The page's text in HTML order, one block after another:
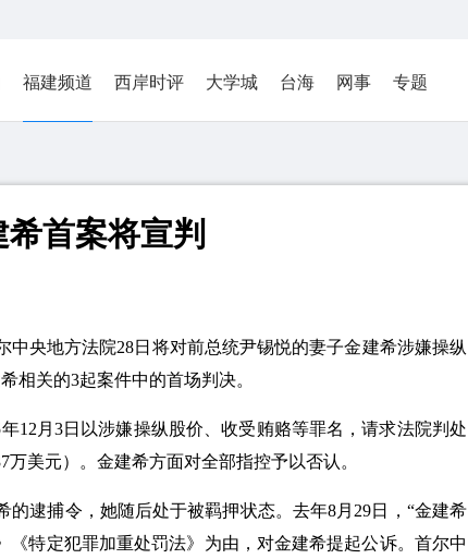
福建频道 西岸时评 大学城 台海 网事 专题
首案将宣判
中央地方法院28日将对前总统尹锡悦的妻子金建希涉嫌操纵
相关的3起案件中的首场判决。
12月3日以涉嫌操纵股价、收受贿赂等罪名，请求法院判处
美元）。金建希方面对全部指控予以否认。
的逮捕令，她随后处于被羁押状态。去年8月29日，“金建希
特定犯罪加重处罚法》为由，对金建希提起公诉。首尔中